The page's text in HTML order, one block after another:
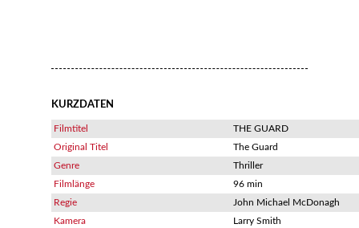
KURZDATEN
Filmtitel
THE GUARD
Original Titel
The Guard
Genre
Thriller
Filmlänge
96 min
Regie
John Michael McDonagh
Kamera
Larry Smith